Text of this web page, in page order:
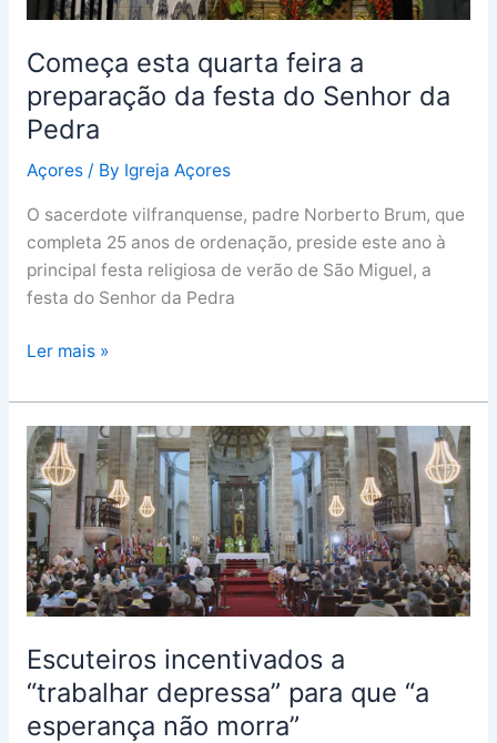
Começa esta quarta feira a
preparação da festa do Senhor da
Pedra
Açores/ By Igreja Açores
O sacerdote vilfranquense, padre Norberto Brum, que
completa 25 anos de ordenação, preside este ano à
principal festa religiosa de verão de São Miguel, a
festa do Senhor da Pedra
Ler mais »
Escuteiros incentivados a
“trabalhar depressa” para que “a
esperança não morra”
Escuteiros
incentivados
a
“trabalhar
depressa”
para
que
esperança
não
morra”